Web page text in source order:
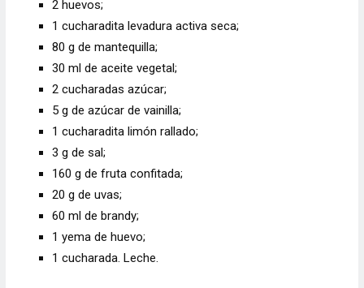
2 huevos;
1 cucharadita levadura activa seca;
80 g de mantequilla;
30 ml de aceite vegetal;
2 cucharadas azúcar;
5 g de azúcar de vainilla;
1 cucharadita limón rallado;
3 g de sal;
160 g de fruta confitada;
20 g de uvas;
60 ml de brandy;
1 yema de huevo;
1 cucharada. Leche.